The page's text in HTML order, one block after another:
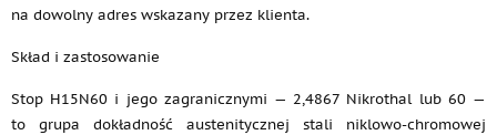
na dowolny adres wskazany przez klienta.
Skład i zastosowanie
Stop H15N60 i jego zagranicznymi — 2,4867 Nikrothal lub 60 —
to grupa dokładność austenitycznej stali niklowo-chromowej